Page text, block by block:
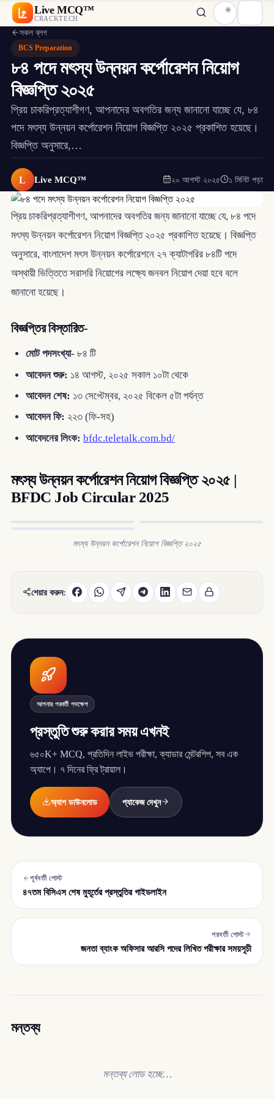
Live MCQ™
CRACKTECH
সকল ব্লগ
BCS Preparation
৮৪ পদে মৎস্য উন্নয়ন কর্পোরেশন নিয়োগ
বিজ্ঞপ্তি ২০২৫
প্রিয় চাকরিপ্রত্যাশীগণ, আপনাদের অবগতির জন্য জানানো যাচ্ছে যে, ৮৪
পদে মৎস্য উন্নয়ন কর্পোরেশন নিয়োগ বিজ্ঞপ্তি ২০২৫ প্রকাশিত হয়েছে।
বিজ্ঞপ্তি অনুসারে,…
L Live MCQ™ ২০ আগস্ট ২০২৫ ১ মিনিট পড়া
প্রিয় চাকরিপ্রত্যাশীগণ, আপনাদের অবগতির জন্য জানানো যাচ্ছে যে, ৮৪ পদে
মৎস্য উন্নয়ন কর্পোরেশন নিয়োগ বিজ্ঞপ্তি ২০২৫ প্রকাশিত হয়েছে। বিজ্ঞপ্তি
অনুসারে, বাংলাদেশ মৎস উন্নয়ন কর্পোরেশনে ২৭ ক্যাটাগরির ৮৪টি পদে
অস্থায়ী ভিত্তিতে সরাসরি নিয়োগের লক্ষ্যে জনবল নিয়োগ দেয়া হবে বলে
জানানো হয়েছে।
বিজ্ঞপ্তির বিস্তারিত-
মোট পদসংখ্যা- ৮৪ টি
আবেদন শুরু: ১৪ আগস্ট, ২০২৫ সকাল ১০টা থেকে
আবেদন শেষ: ১৩ সেপ্টেম্বর, ২০২৫ বিকেল ৫টা পর্যন্ত
আবেদন ফি: ২২৩ (ফি-সহ)
আবেদনের লিংক: bfdc.teletalk.com.bd/
মৎস্য উন্নয়ন কর্পোরেশন নিয়োগ বিজ্ঞপ্তি ২০২৫ |
BFDC Job Circular 2025
মৎস্য উন্নয়ন কর্পোরেশন নিয়োগ বিজ্ঞপ্তি ২০২৫
শেয়ার করুন:
আপনার পরবর্তী পদক্ষেপ
প্রস্তুতি শুরু করার সময় এখনই
৬৫০K+ MCQ, প্রতিদিন লাইভ পরীক্ষা, ক্যাডার মেন্টরশিপ, সব এক
অ্যাপে। ৭ দিনের ফ্রি ট্রায়াল।
অ্যাপ ডাউনলোড প্যাকেজ দেখুন
পূর্ববর্তী পোস্ট
৪৭তম বিসিএস শেষ মুহূর্তের প্রস্তুতির গাইডলাইন
পরবর্তী পোস্ট
জনতা ব্যাংক অফিসার আরসি পদের লিখিত পরীক্ষার সময়সূচী
মন্তব্য
মন্তব্য লোড হচ্ছে…